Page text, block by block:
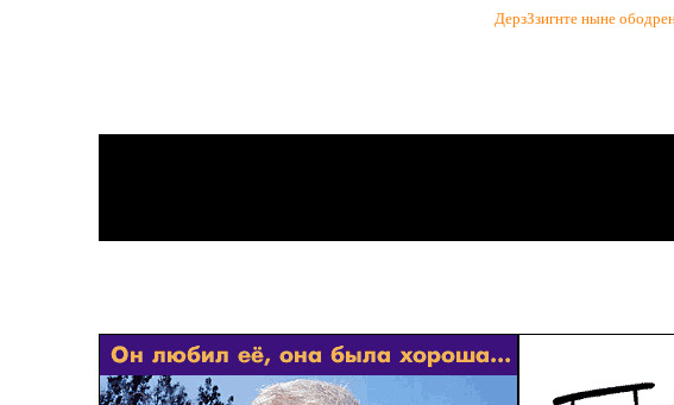
ДерзЗзигнте ныне